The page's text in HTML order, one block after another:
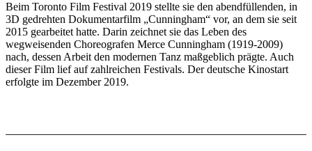
Beim Toronto Film Festival 2019 stellte sie den abendfüllenden, in
3D gedrehten Dokumentarfilm „Cunningham“ vor, an dem sie seit
2015 gearbeitet hatte. Darin zeichnet sie das Leben des
wegweisenden Choreografen Merce Cunningham (1919-2009)
nach, dessen Arbeit den modernen Tanz maßgeblich prägte. Auch
dieser Film lief auf zahlreichen Festivals. Der deutsche Kinostart
erfolgte im Dezember 2019.